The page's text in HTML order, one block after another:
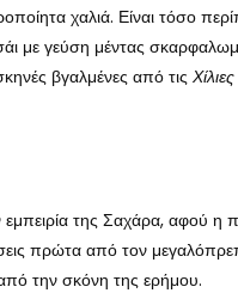
χαλιά. Είναι τόσο
με γεύση μέντας
βγαλμένες από τις
της Σαχάρα, αφού η
πρώτα από τον
την σκόνη της ερήμου.